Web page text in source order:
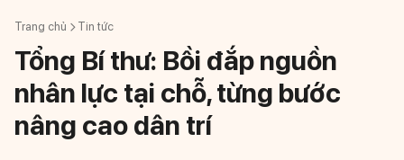
Trang chủ Tin tức
Tổng Bí thư: Bồi đắp nguồn
nhân lực tại chỗ, từng bước
nâng cao dân trí